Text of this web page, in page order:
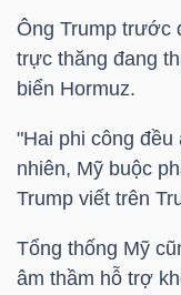
Ông Trump trước
trực thăng đang
biển Hormuz.
"Hai phi công
nhiên, Mỹ buộc
Trump viết trên
Tổng thống Mỹ
âm thầm hỗ trợ
NGHIỆP